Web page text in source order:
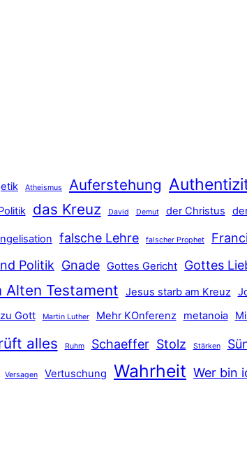
Atheismus Auferstehung
das Kreuz David Demut der Christus
falsche Lehre falscher Prophet
Politik Gnade Gottes Gericht Gottes
Alten Testament Jesus starb am Kreuz
Gott Martin Luther Mehr KOnferenz metanoia
alles Ruhm Schaeffer Stolz Stärken
Versagen Vertuschung Wahrheit Wer bin